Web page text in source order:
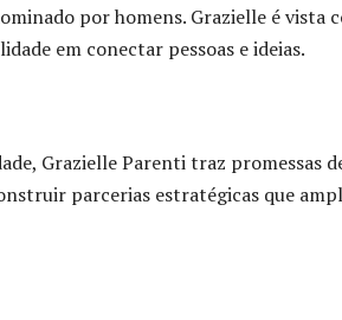
por homens. Grazielle é vista
em conectar pessoas e ideias.
Grazielle Parenti traz promessas
parcerias estratégicas que